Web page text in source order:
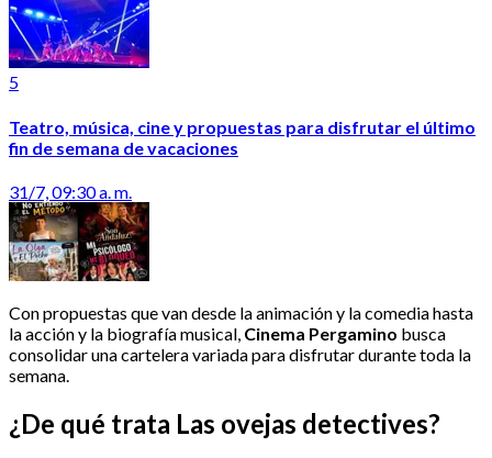
5
Teatro, música, cine y propuestas para disfrutar el último
fin de semana de vacaciones
31/7, 09:30 a. m.
Con propuestas que van desde la animación y la comedia hasta
la acción y la biografía musical, Cinema Pergamino busca
consolidar una cartelera variada para disfrutar durante toda la
semana.
¿De qué trata Las ovejas detectives?